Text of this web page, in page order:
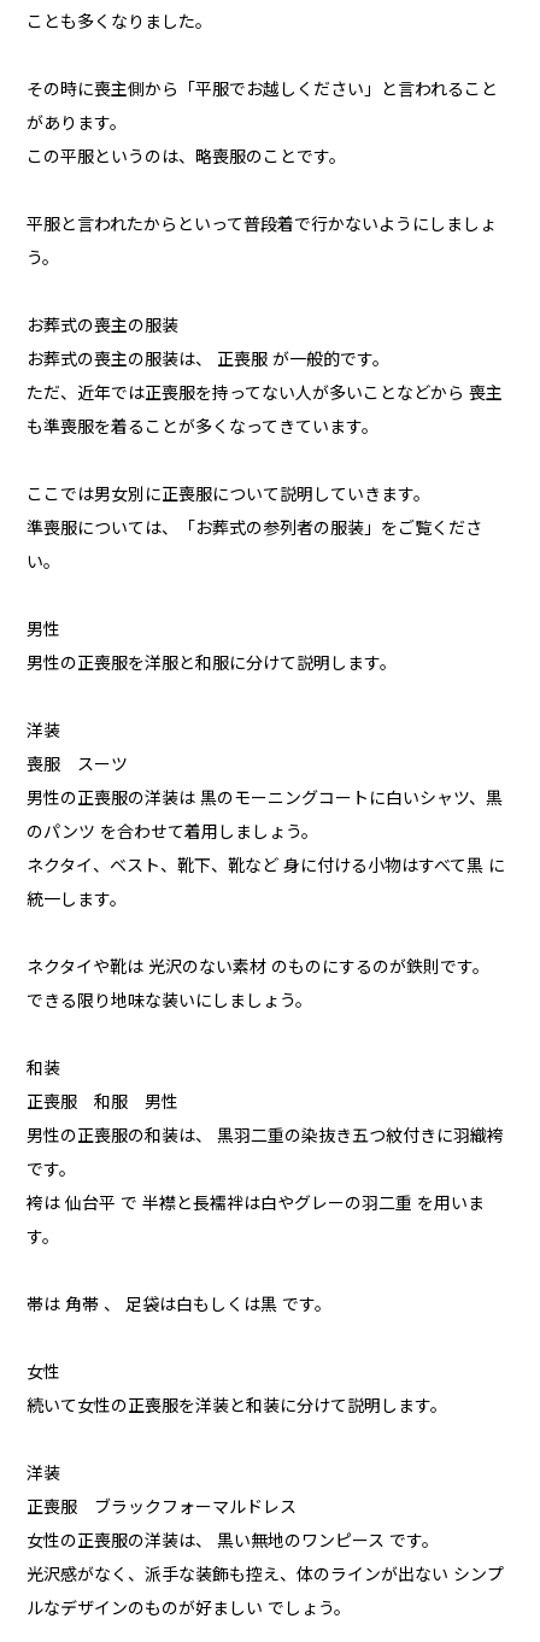
ことも多くなりました。
その時に喪主側から「平服でお越しください」と言われること
があります。
この平服というのは、略喪服のことです。
平服と言われたからといって普段着で行かないようにしましょ
う。
お葬式の喪主の服装
お葬式の喪主の服装は、 正喪服 が一般的です。
ただ、近年では正喪服を持ってない人が多いことなどから 喪主
も準喪服を着ることが多くなってきています。
ここでは男女別に正喪服について説明していきます。
準喪服については、「お葬式の参列者の服装」をご覧くださ
い。
男性
男性の正喪服を洋服と和服に分けて説明します。
洋装
喪服 スーツ
男性の正喪服の洋装は 黒のモーニングコートに白いシャツ、黒
のパンツ を合わせて着用しましょう。
ネクタイ、ベスト、靴下、靴など 身に付ける小物はすべて黒 に
統一します。
ネクタイや靴は 光沢のない素材 のものにするのが鉄則です。
できる限り地味な装いにしましょう。
和装
正喪服 和服 男性
男性の正喪服の和装は、 黒羽二重の染抜き五つ紋付きに羽織袴
です。
袴は 仙台平 で 半襟と長襦袢は白やグレーの羽二重 を用いま
す。
帯は 角帯 、 足袋は白もしくは黒 です。
女性
続いて女性の正喪服を洋装と和装に分けて説明します。
洋装
正喪服 ブラックフォーマルドレス
女性の正喪服の洋装は、 黒い無地のワンピース です。
光沢感がなく、派手な装飾も控え、体のラインが出ない シンプ
ルなデザインのものが好ましい でしょう。